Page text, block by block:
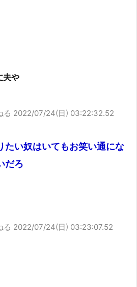
夫や
る 2022/07/24(日) 03:22:32.52
たい奴はいてもお笑い通にな
だろ
る 2022/07/24(日) 03:23:07.52